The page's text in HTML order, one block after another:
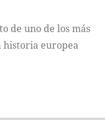
de uno de los más
historia europea